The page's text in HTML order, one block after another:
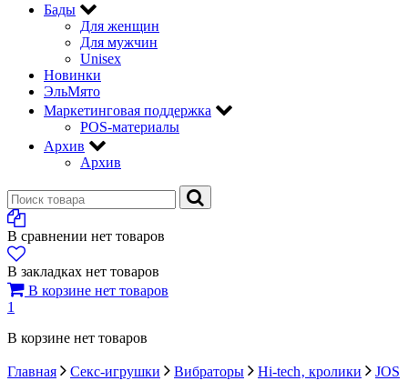
Бады
Для женщин
Для мужчин
Unisex
Новинки
ЭльМято
Маркетинговая поддержка
POS-материалы
Архив
Архив
В сравнении нет товаров
В закладках нет товаров
В корзине нет товаров
1
В корзине нет товаров
Главная Секс-игрушки Вибраторы Hi-tech‚ кролики
JOS